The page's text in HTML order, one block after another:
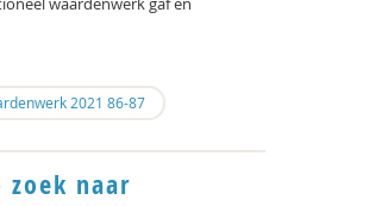
2021 86-87
zoek naar